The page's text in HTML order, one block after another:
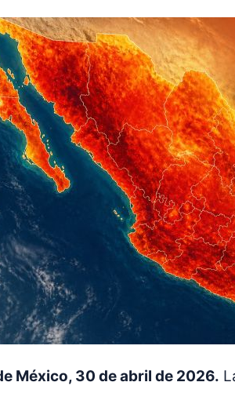
México, 30 de abril de 2026.